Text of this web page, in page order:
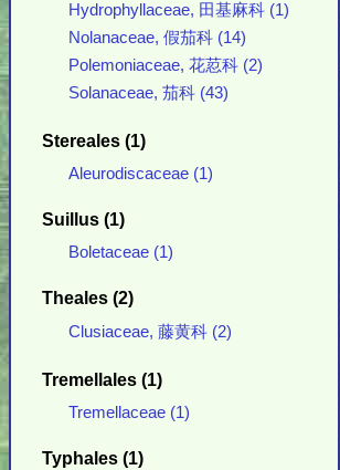
Hydrophyllaceae, 田基麻科 (1)
Nolanaceae, 假茄科 (14)
Polemoniaceae, 花荵科 (2)
Solanaceae, 茄科 (43)
Stereales (1)
Aleurodiscaceae (1)
Suillus (1)
Boletaceae (1)
Theales (2)
Clusiaceae, 藤黄科 (2)
Tremellales (1)
Tremellaceae (1)
Typhales (1)